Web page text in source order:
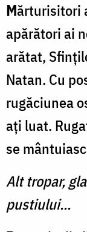
Mărturisitori
apărători ai
arătat,
Natan. Cu
rugăciunea
aţi luat.
se
Alt tropar,
pustiului...